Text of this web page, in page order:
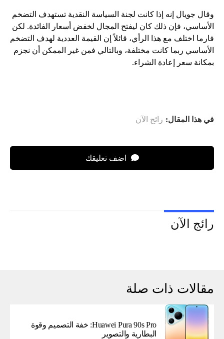
وقال جويال إنه إذا كانت لجنة السياسة النقدية تستهدف التضخم
الأساسي، فإن ذلك كان ليفتح المجال لخفض أسعار الفائدة. لكن
فارما اختلف مع هذا الرأي، قائلاً إن القيمة العددية لهدف التضخم
الأساسي ربما كانت مختلفة، وبالتالي فمن غير الممكن أن نجزم
بمكانة سعر إعادة الشراء.
في هذا المقال: رائج الآن
اضف تعليقك
رائج الآن
مقالات ذات صلة
Huawei Pura 90s Pro: خفة التصميم وقوة
البطارية والتصوير